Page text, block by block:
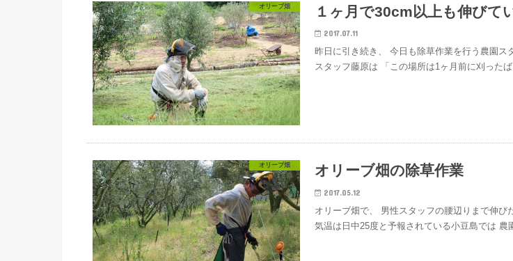
オリーブ畑 １ヶ月で30cm以上も伸びて
2017.07.11
昨日に引き続き、 今日も除草作業を行う農園ス
スタッフ藤原は 「この場所は1ヶ月前に刈った
オリーブ畑 オリーブ畑の除草作業
2017.05.12
オリーブ畑で、 男性スタッフの腰辺りまで伸び
気温は日中25度と予報されている小豆島では 農